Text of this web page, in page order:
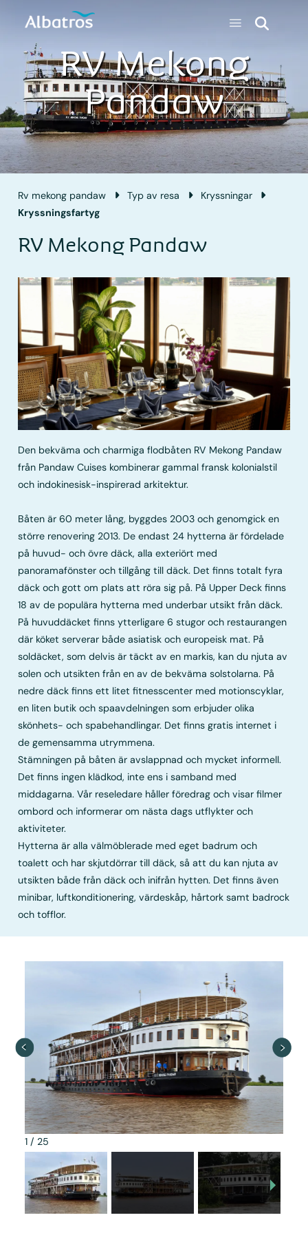
RV Mekong
Pandaw
Rv mekong pandaw Typ av resa
Kryssningar
Kryssningsfartyg
RV Mekong Pandaw
Den bekväma och charmiga flodbåten RV Mekong Pandaw
från Pandaw Cuises kombinerar gammal fransk kolonialstil
och indokinesisk-inspirerad arkitektur.
Båten är 60 meter lång, byggdes 2003 och genomgick en
större renovering 2013. De endast 24 hytterna är fördelade
på huvud- och övre däck, alla exteriört med
panoramafönster och tillgång till däck. Det finns totalt fyra
däck och gott om plats att röra sig på. På Upper Deck finns
18 av de populära hytterna med underbar utsikt från däck.
På huvuddäcket finns ytterligare 6 stugor och restaurangen
där köket serverar både asiatisk och europeisk mat. På
soldäcket, som delvis är täckt av en markis, kan du njuta av
solen och utsikten från en av de bekväma solstolarna. På
nedre däck finns ett litet fitnesscenter med motionscyklar,
en liten butik och spaavdelningen som erbjuder olika
skönhets- och spabehandlingar. Det finns gratis internet i
de gemensamma utrymmena.
Stämningen på båten är avslappnad och mycket informell.
Det finns ingen klädkod, inte ens i samband med
middagarna. Vår reseledare håller föredrag och visar filmer
ombord och informerar om nästa dags utflykter och
aktiviteter.
Hytterna är alla välmöblerade med eget badrum och
toalett och har skjutdörrar till däck, så att du kan njuta av
utsikten både från däck och inifrån hytten. Det finns även
minibar, luftkonditionering, värdeskåp, hårtork samt badrock
och tofflor.
1/ 25